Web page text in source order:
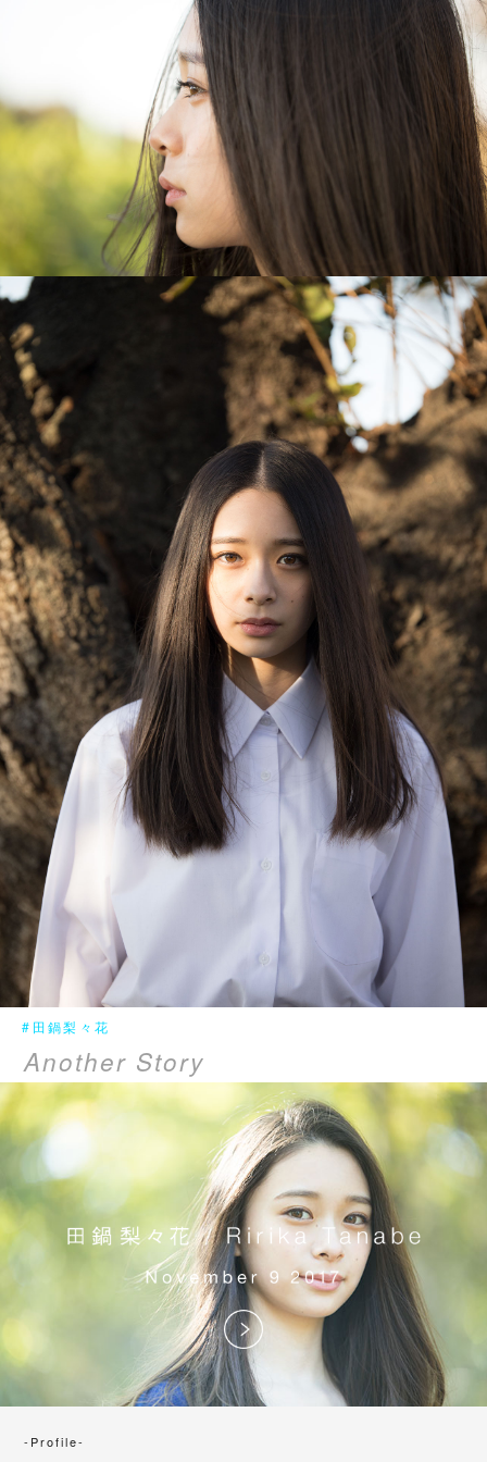
#田鍋梨々花
Another Story
-Profile-